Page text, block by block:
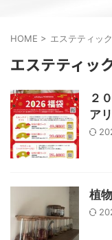
HOME > エステティッ
エステティッ
２
ア
植